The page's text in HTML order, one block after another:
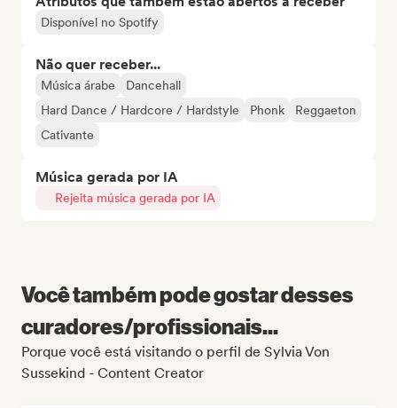
Disponível no Spotify
Não quer receber...
Música árabe
Dancehall
Hard Dance / Hardcore / Hardstyle
Phonk
Reggaeton
Cativante
Música gerada por IA
Rejeita música gerada por IA
Você também pode gostar desses
curadores/profissionais...
Porque você está visitando o perfil de Sylvia Von
Sussekind - Content Creator